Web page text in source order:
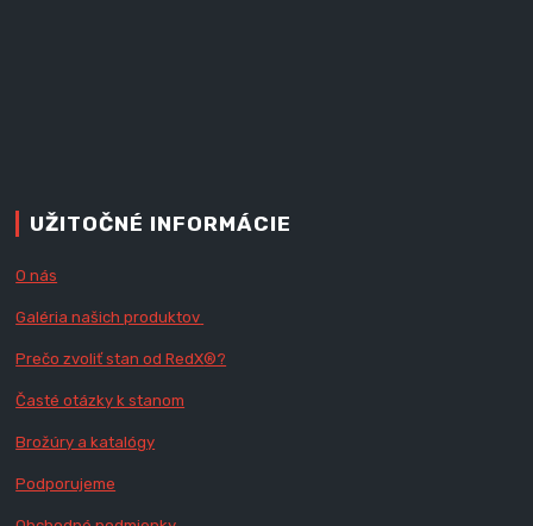
UŽITOČNÉ INFORMÁCIE
O nás
Galéria našich produktov
Prečo zvoliť stan od RedX®?
Časté otázky k stanom
Brožúry a katalógy
Podporujeme